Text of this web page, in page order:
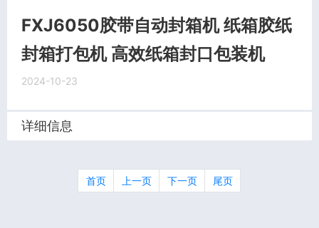
FXJ6050胶带自动封箱机 纸箱胶纸
封箱打包机 高效纸箱封口包装机
2024-10-23
详细信息
首页 上一页 下一页 尾页